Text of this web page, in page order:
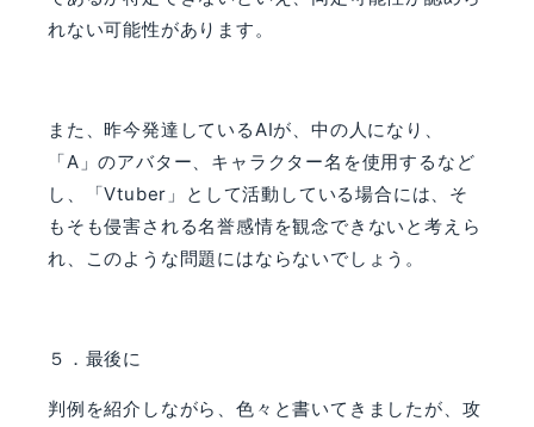
れない可能性があります。
また、昨今発達している AIが、中の人になり、
「A 」のアバター、キャラクター名を使用するなど
し、「Vtuber 」として活動している場合には、そ
もそも侵害される名誉感情を観念できないと考えら
れ、このような問題にはならないでしょう。
５．最後に
判例を紹介しながら、色々と書いてきましたが、攻